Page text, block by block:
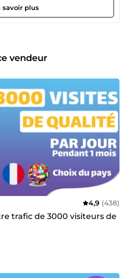
expérience pour votre projet et
selon vos objectifs. Je suis
savoir plus
vendeur
4,9 (438)
trafic de 3000 visiteurs de